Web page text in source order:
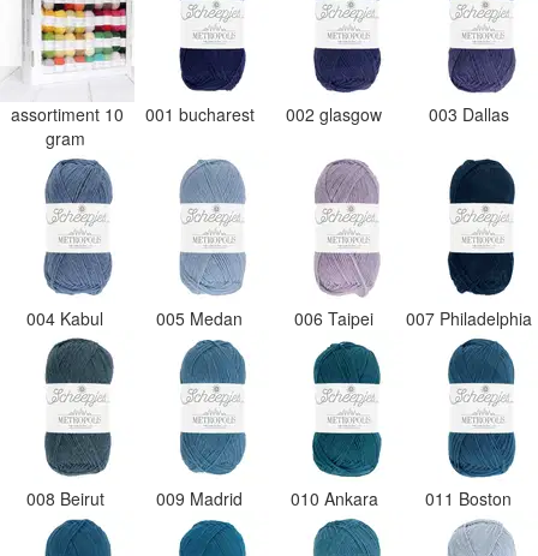
assortiment 10
gram
001 bucharest 002 glasgow 003 Dallas
004 Kabul 005 Medan 006 Taipei 007 Philadelphia
008 Beirut 009 Madrid 010 Ankara 011 Boston